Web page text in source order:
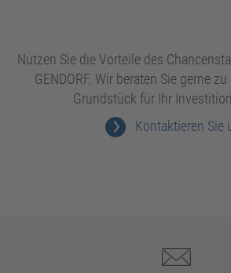
Nutzen Sie die Vorteile des
GENDORF. Wir beraten Sie gerne
Grundstück für Ihr
Kontaktieren Sie